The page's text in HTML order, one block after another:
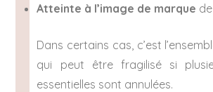
Atteinte à l’image de marque
Dans certains cas, c’est
qui peut être fragilisé si
essentielles sont annulées.